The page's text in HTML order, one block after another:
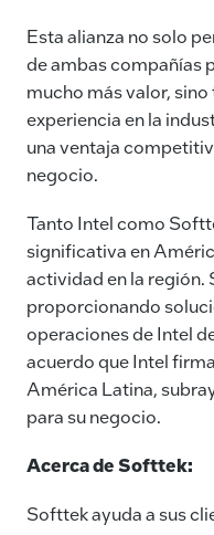
Esta alianza no solo
de ambas compañías
mucho más valor,
experiencia en la
una ventaja
negocio.
Tanto Intel como
significativa en
actividad en la región.
proporcionando
operaciones de Intel
acuerdo que Intel
América Latina,
para su negocio.
Acerca de Softtek:
Softtek ayuda a sus